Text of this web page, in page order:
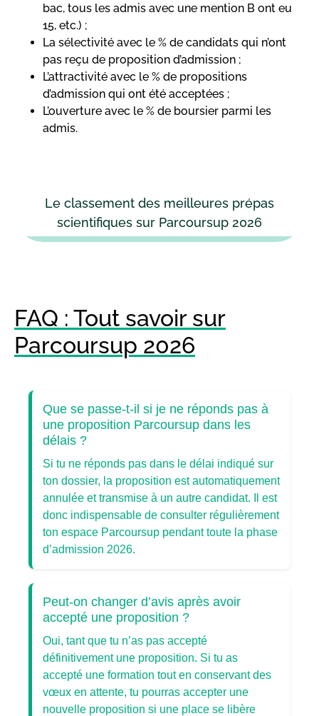
bac, tous les admis avec une mention B ont eu
15, etc.) ;
La sélectivité avec le % de candidats qui n’ont
pas reçu de proposition d’admission ;
L’attractivité avec le % de propositions
d’admission qui ont été acceptées ;
L’ouverture avec le % de boursier parmi les
admis.
Le classement des meilleures prépas
scientifiques sur Parcoursup 2026
FAQ : Tout savoir sur
Parcoursup 2026
Que se passe-t-il si je ne réponds pas à
une proposition Parcoursup dans les
délais ?
Si tu ne réponds pas dans le délai indiqué sur
ton dossier, la proposition est automatiquement
annulée et transmise à un autre candidat. Il est
donc indispensable de consulter régulièrement
ton espace Parcoursup pendant toute la phase
d’admission 2026.
Peut-on changer d’avis après avoir
accepté une proposition ?
Oui, tant que tu n’as pas accepté
définitivement une proposition. Si tu as
accepté une formation tout en conservant des
vœux en attente, tu pourras accepter une
nouvelle proposition si une place se libère